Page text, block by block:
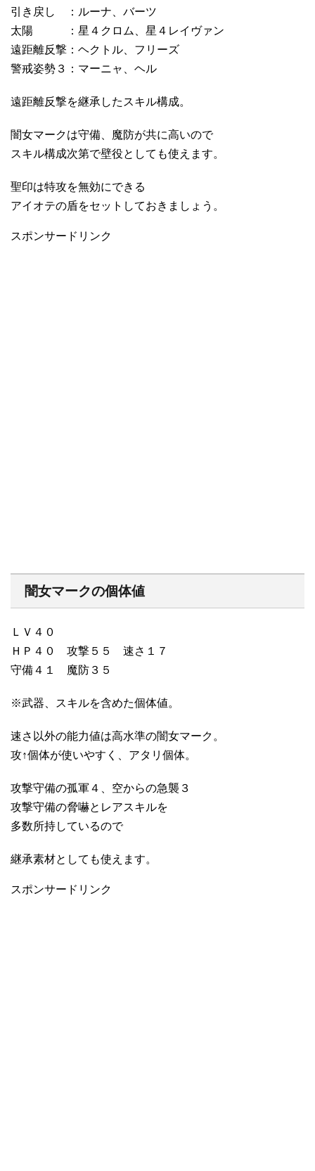
引き戻し ：ルーナ、バーツ
太陽 ：星４クロム、星４レイヴァン
遠距離反撃：ヘクトル、フリーズ
警戒姿勢３：マーニャ、ヘル
遠距離反撃を継承したスキル構成。
闇女マークは守備、魔防が共に高いので
スキル構成次第で壁役としても使えます。
聖印は特攻を無効にできる
アイオテの盾をセットしておきましょう。
スポンサードリンク
闇女マークの個体値
ＬＶ４０
ＨＰ４０ 攻撃５５ 速さ１７
守備４１ 魔防３５
※武器、スキルを含めた個体値。
速さ以外の能力値は高水準の闇女マーク。
攻↑個体が使いやすく、アタリ個体。
攻撃守備の孤軍４、空からの急襲３
攻撃守備の脅嚇とレアスキルを
多数所持しているので
継承素材としても使えます。
スポンサードリンク